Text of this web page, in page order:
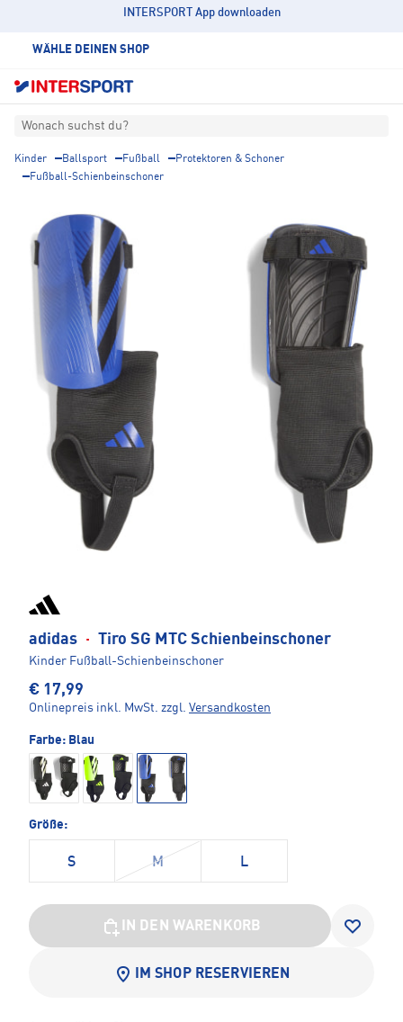
INTERSPORT App downloaden
WÄHLE DEINEN SHOP
Wonach suchst du?
Kinder Ballsport Fußball
Protektoren & Schoner
Fußball-Schienbeinschoner
adidas · Tiro SG MTC Schienbeinschoner
Kinder Fußball-Schienbeinschoner
€ 17,99
Onlinepreis inkl. MwSt. zzgl. Versandkosten
Farbe: Blau
Größe:
S M L
IN DEN WARENKORB
IM SHOP RESERVIEREN